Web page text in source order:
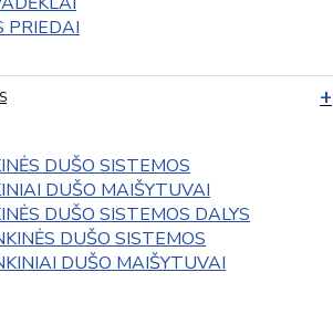
PRIEDAI
DUŠO SISTEMOS
DUŠO MAIŠYTUVAI
DUŠO SISTEMOS DALYS
DUŠO SISTEMOS
DUŠO MAIŠYTUVAI